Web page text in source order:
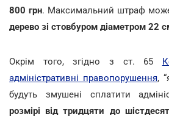
800 грн. Максимальний штраф
дерево зі стовбуром діаметром 22
Окрім того, згідно з ст. 65
адміністративні правопорушення,
будуть змушені сплатити
розмірі від тридцяти до